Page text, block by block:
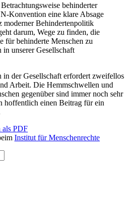
behinderter
Konvention eine klare Absage
moderner Behindertenpolitik
darum, Wege zu finden, die
für behinderte Menschen zu
unserer Gesellschaft
in der Gesellschaft erfordert zweifellos
Arbeit. Die Hemmschwellen und
gegenüber sind immer noch sehr
hoffentlich einen Beitrag für ein
als PDF
Institut für Menschenrechte